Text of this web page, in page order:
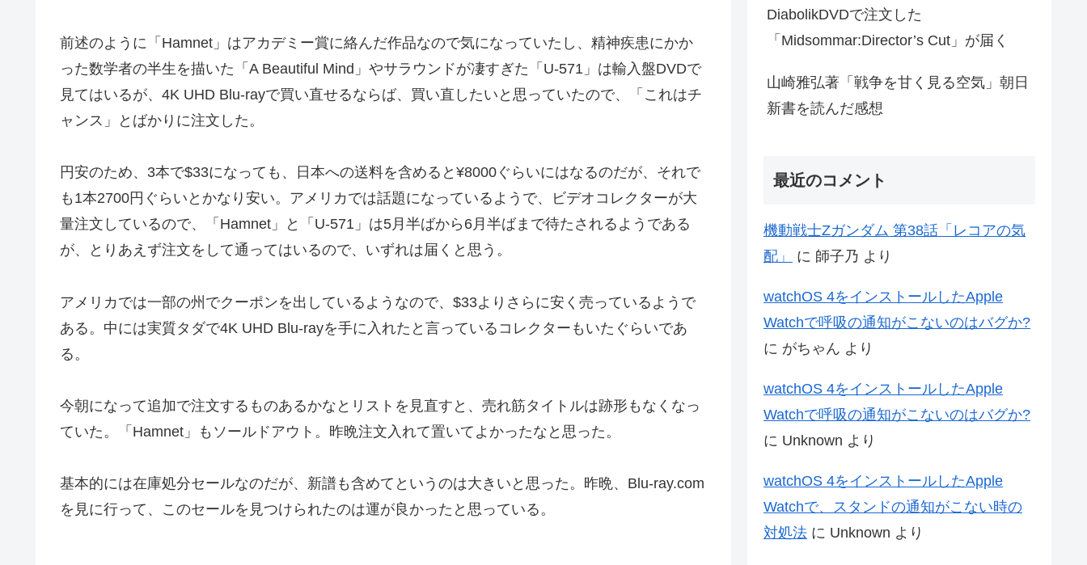
前述のように「Hamnet」はアカデミー賞に絡んだ作品なので気になっていたし、精神疾患にかか
った数学者の半生を描いた「A Beautiful Mind」やサラウンドが凄すぎた「U-571」は輸入盤DVDで
見てはいるが、4K UHD Blu-rayで買い直せるならば、買い直したいと思っていたので、「これはチ
ャンス」とばかりに注文した。
円安のため、3本で$33になっても、日本への送料を含めると¥8000ぐらいにはなるのだが、それで
も1本2700円ぐらいとかなり安い。アメリカでは話題になっているようで、ビデオコレクターが大
量注文しているので、「Hamnet」と「U-571」は5月半ばから6月半ばまで待たされるようである
が、とりあえず注文をして通ってはいるので、いずれは届くと思う。
アメリカでは一部の州でクーポンを出しているようなので、$33よりさらに安く売っているようで
ある。中には実質タダで4K UHD Blu-rayを手に入れたと言っているコレクターもいたぐらいであ
る。
今朝になって追加で注文するものあるかなとリストを見直すと、売れ筋タイトルは跡形もなくなっ
ていた。「Hamnet」もソールドアウト。昨晩注文入れて置いてよかったなと思った。
基本的には在庫処分セールなのだが、新譜も含めてというのは大きいと思った。昨晩、Blu-ray.com
を見に行って、このセールを見つけられたのは運が良かったと思っている。
DiabolikDVDで注文した
「Midsommar:Director’s Cut」が届く
山崎雅弘著「戦争を甘く見る空気」朝日
新書を読んだ感想
最近のコメント
機動戦士Zガンダム 第38話「レコアの気
配」
に 師子乃 より
watchOS 4をインストールしたApple
Watchで呼吸の通知がこないのはバグか?
に がちゃん より
watchOS 4をインストールしたApple
Watchで呼吸の通知がこないのはバグか?
に Unknown より
watchOS 4をインストールしたApple
Watchで、スタンドの通知がこない時の
対処法 に Unknown より